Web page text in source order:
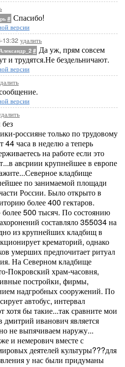
# Спасибо!
версии
13:32 удалить
# Да уж, прям совсем
и трудятся.Не бездельничают.
версии
версии
россияне только по трудовому
44 часа в неделю а теперь
на работе если это
авсриии крупнейшее в европе
кладбище
по занимаемой площади
России. Было открыто в
более 400 гектаров.
более 500 тысяч. По состоянию
составляло 355034 на
из крупнейших кладбищ в
крематорий, однако
умерших предпочитает ритуал
На Северном кладбище
Покровский храм-часовня,
постройки, фирмы,
надгробных сооружений. По
автобус, интервал
бы такие...так сравните мои
иванович является
не выпячиваем наружу...
и немерович вместе с
деятелей культуры???для
у нас были придуманы